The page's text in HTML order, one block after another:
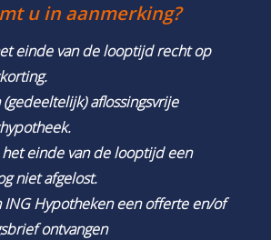
u in aanmerking?
einde van de looptijd recht op
aflossingsvrije
einde van de looptijd een
niet afgelost.
ING Hypotheken een offerte en/of
ontvangen